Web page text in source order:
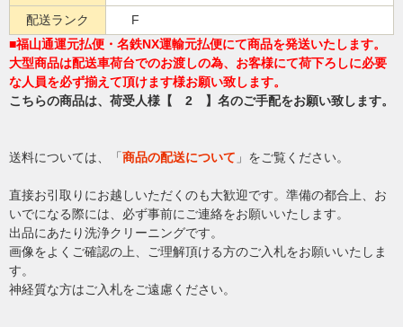
配送ランク
F
■福山通運元払便・名鉄NX運輸元払便にて商品を発送いたします。
大型商品は配送車荷台でのお渡しの為、お客様にて荷下ろしに必要
な人員を必ず揃えて頂けます様お願い致します。
こちらの商品は、荷受人様【 2 】名のご手配をお願い致します。
送料については、「商品の配送について 」をご覧ください。
直接お引取りにお越しいただくのも大歓迎です。準備の都合上、お
いでになる際には、必ず事前にご連絡をお願いいたします。
出品にあたり洗浄クリーニングです。
画像をよくご確認の上、ご理解頂ける方のご入札をお願いいたしま
す。
神経質な方はご入札をご遠慮ください。